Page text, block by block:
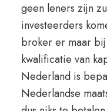
geen leners zijn
investeerders
broker er maar
kwalificatie van
Nederland is
Nederlandse